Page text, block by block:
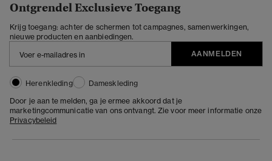
Ontgrendel Exclusieve Toegang
Krijg toegang: achter de schermen tot campagnes, samenwerkingen,
nieuwe producten en aanbiedingen.
AANMELDEN
Herenkleding
Dameskleding
Door je aan te melden, ga je ermee akkoord dat je
marketingcommunicatie van ons ontvangt. Zie voor meer informatie onze
Privacybeleid